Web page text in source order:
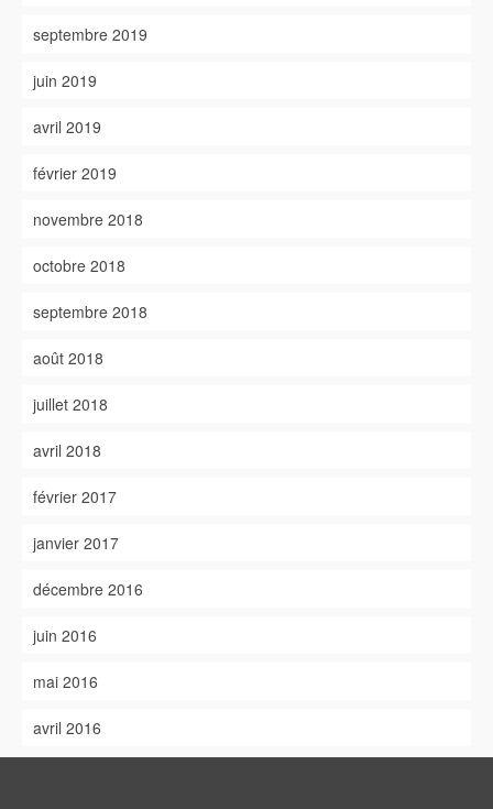
septembre 2019
juin 2019
avril 2019
février 2019
novembre 2018
octobre 2018
septembre 2018
août 2018
juillet 2018
avril 2018
février 2017
janvier 2017
décembre 2016
juin 2016
mai 2016
avril 2016